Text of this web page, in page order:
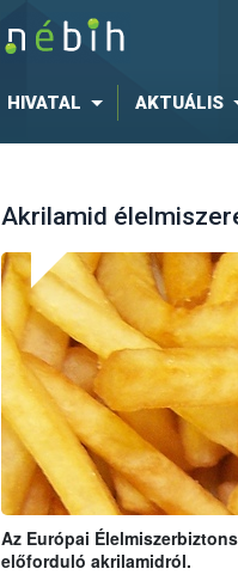
HIVATAL AKTUÁLIS
Akrilamid
Az Európai
előforduló akrilamidról.